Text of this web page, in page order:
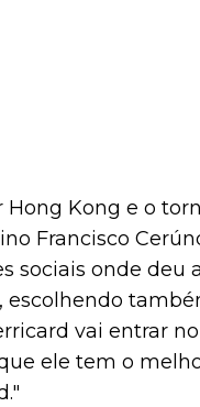
Kong e o
Francisco
sociais onde deu
vai entrar no
ele tem o